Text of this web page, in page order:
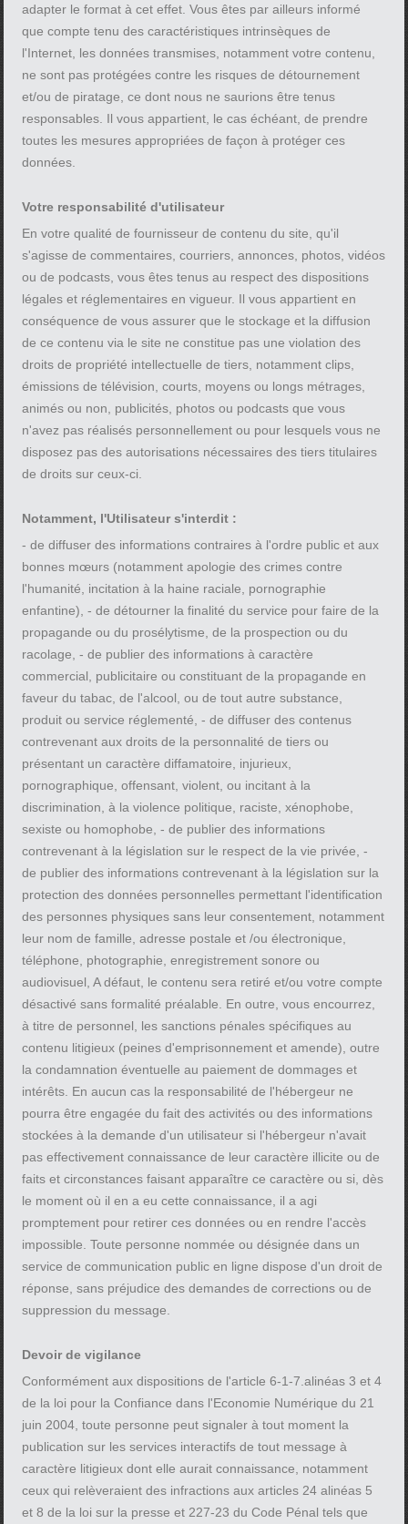
adapter le format à cet effet. Vous êtes par ailleurs informé
que compte tenu des caractéristiques intrinsèques de
l'Internet, les données transmises, notamment votre contenu,
ne sont pas protégées contre les risques de détournement
et/ou de piratage, ce dont nous ne saurions être tenus
responsables. Il vous appartient, le cas échéant, de prendre
toutes les mesures appropriées de façon à protéger ces
données.
Votre responsabilité d'utilisateur
En votre qualité de fournisseur de contenu du site, qu'il
s'agisse de commentaires, courriers, annonces, photos, vidéos
ou de podcasts, vous êtes tenus au respect des dispositions
légales et réglementaires en vigueur. Il vous appartient en
conséquence de vous assurer que le stockage et la diffusion
de ce contenu via le site ne constitue pas une violation des
droits de propriété intellectuelle de tiers, notamment clips,
émissions de télévision, courts, moyens ou longs métrages,
animés ou non, publicités, photos ou podcasts que vous
n'avez pas réalisés personnellement ou pour lesquels vous ne
disposez pas des autorisations nécessaires des tiers titulaires
de droits sur ceux-ci.
Notamment, l'Utilisateur s'interdit :
- de diffuser des informations contraires à l'ordre public et aux
bonnes mœurs (notamment apologie des crimes contre
l'humanité, incitation à la haine raciale, pornographie
enfantine), - de détourner la finalité du service pour faire de la
propagande ou du prosélytisme, de la prospection ou du
racolage, - de publier des informations à caractère
commercial, publicitaire ou constituant de la propagande en
faveur du tabac, de l'alcool, ou de tout autre substance,
produit ou service réglementé, - de diffuser des contenus
contrevenant aux droits de la personnalité de tiers ou
présentant un caractère diffamatoire, injurieux,
pornographique, offensant, violent, ou incitant à la
discrimination, à la violence politique, raciste, xénophobe,
sexiste ou homophobe, - de publier des informations
contrevenant à la législation sur le respect de la vie privée, -
de publier des informations contrevenant à la législation sur la
protection des données personnelles permettant l'identification
des personnes physiques sans leur consentement, notamment
leur nom de famille, adresse postale et /ou électronique,
téléphone, photographie, enregistrement sonore ou
audiovisuel, A défaut, le contenu sera retiré et/ou votre compte
désactivé sans formalité préalable. En outre, vous encourrez,
à titre de personnel, les sanctions pénales spécifiques au
contenu litigieux (peines d'emprisonnement et amende), outre
la condamnation éventuelle au paiement de dommages et
intérêts. En aucun cas la responsabilité de l'hébergeur ne
pourra être engagée du fait des activités ou des informations
stockées à la demande d'un utilisateur si l'hébergeur n'avait
pas effectivement connaissance de leur caractère illicite ou de
faits et circonstances faisant apparaître ce caractère ou si, dès
le moment où il en a eu cette connaissance, il a agi
promptement pour retirer ces données ou en rendre l'accès
impossible. Toute personne nommée ou désignée dans un
service de communication public en ligne dispose d'un droit de
réponse, sans préjudice des demandes de corrections ou de
suppression du message.
Devoir de vigilance
Conformément aux dispositions de l'article 6-1-7.alinéas 3 et 4
de la loi pour la Confiance dans l'Economie Numérique du 21
juin 2004, toute personne peut signaler à tout moment la
publication sur les services interactifs de tout message à
caractère litigieux dont elle aurait connaissance, notamment
ceux qui relèveraient des infractions aux articles 24 alinéas 5
et 8 de la loi sur la presse et 227-23 du Code Pénal tels que